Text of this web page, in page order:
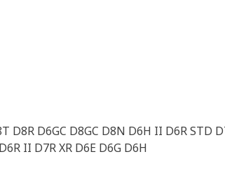
D8R D6GC D8GC D8N D6H II D6R STD
II D7R XR D6E D6G D6H